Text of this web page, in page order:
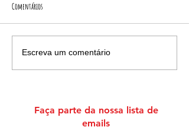
Comentários
Escreva um comentário
Faça parte da nossa lista de
emails